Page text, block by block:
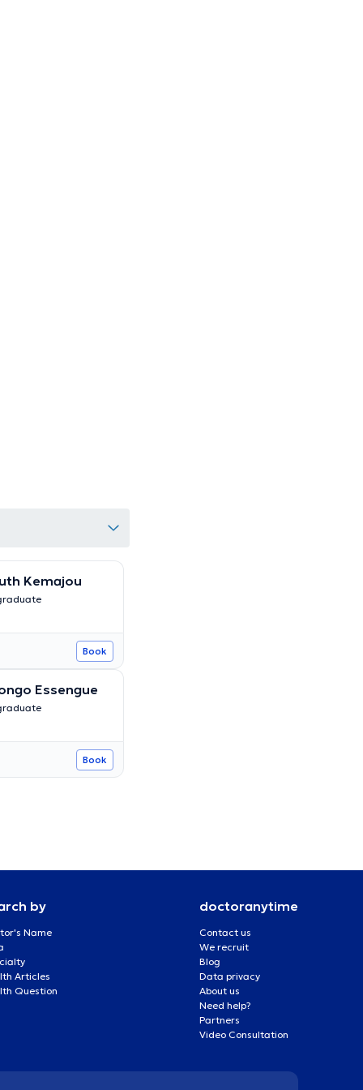
Kemajou
Book
Essengue
Book
by
Name
Articles
Question
doctoranytime
Contact us
We recruit
Blog
Data privacy
About us
Need help?
Partners
Video Consultation